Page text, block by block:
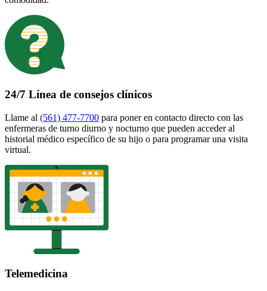
24/7 Línea de consejos clínicos
Llame al (561) 477-7700 para poner en contacto directo con las
enfermeras de turno diurno y nocturno que pueden acceder al
historial médico específico de su hijo o para programar una visita
virtual.
Telemedicina